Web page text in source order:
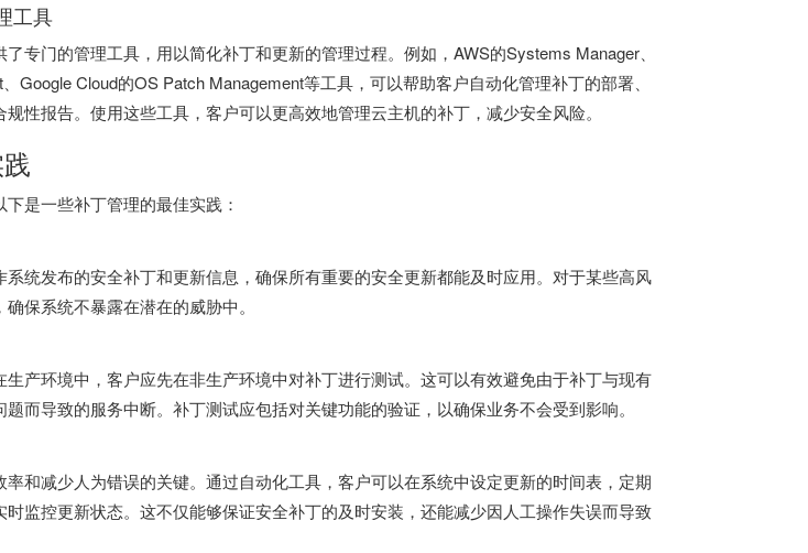
工具
专门的管理工具，用以简化补丁和更新的管理过程。例如，AWS的Systems Manager、
Google Cloud的OS Patch Management等工具，可以帮助客户自动化管理补丁的部署、
性报告。使用这些工具，客户可以更高效地管理云主机的补丁，减少安全风险。
是一些补丁管理的最佳实践：
统发布的安全补丁和更新信息，确保所有重要的安全更新都能及时应用。对于某些高风
保系统不暴露在潜在的威胁中。
产环境中，客户应先在非生产环境中对补丁进行测试。这可以有效避免由于补丁与现有
而导致的服务中断。补丁测试应包括对关键功能的验证，以确保业务不会受到影响。
率和减少人为错误的关键。通过自动化工具，客户可以在系统中设定更新的时间表，定期
监控更新状态。这不仅能够保证安全补丁的及时安装，还能减少因人工操作失误而导致